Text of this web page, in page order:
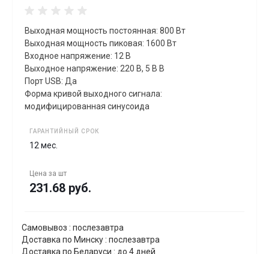
Выходная мощность постоянная: 800 Вт
Выходная мощность пиковая: 1600 Вт
Входное напряжение: 12 В
Выходное напряжение: 220 В, 5 В В
Порт USB: Да
Форма кривой выходного сигнала:
модифицированная синусоида
ГАРАНТИЙНЫЙ СРОК
12 мес.
Цена за шт
231.68 руб.
Самовывоз : послезавтра
Доставка по Минску : послезавтра
Доставка по Беларуси : до 4 дней